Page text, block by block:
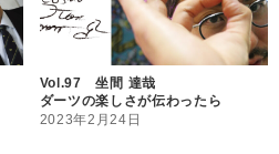
Vol.97 坐間 達哉
ダーツの楽しさが伝わったら
2023年2月24日